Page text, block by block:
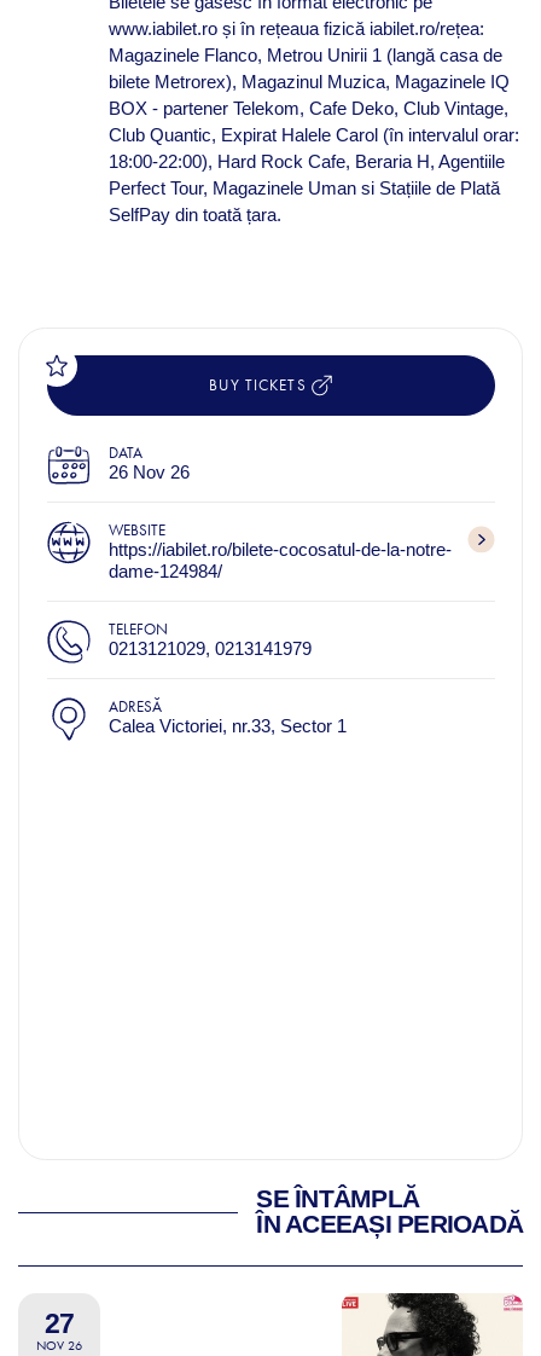
www.iabilet.ro și în rețeaua fizică iabilet.ro/rețea:
Magazinele Flanco, Metrou Unirii 1 (langă casa de
bilete Metrorex), Magazinul Muzica, Magazinele IQ
BOX - partener Telekom, Cafe Deko, Club Vintage,
Club Quantic, Expirat Halele Carol (în intervalul orar:
18:00-22:00), Hard Rock Cafe, Beraria H, Agentiile
Perfect Tour, Magazinele Uman si Stațiile de Plată
SelfPay din toată țara.
BUY TICKETS
DATA
26 Nov 26
WEBSITE
https://iabilet.ro/bilete-cocosatul-de-la-notre-
dame-124984/
TELEFON
0213121029, 0213141979
ADRESĂ
Calea Victoriei, nr.33, Sector 1
SE ÎNTÂMPLĂ
ÎN ACEEAȘI PERIOADĂ
27
NOV 26